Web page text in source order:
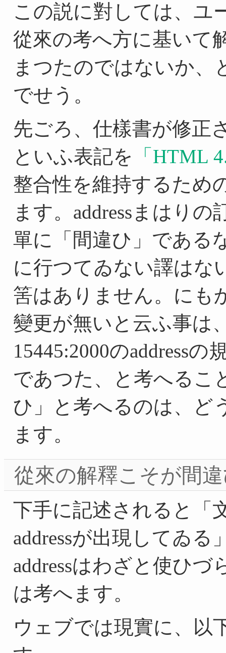
この説に對しては、ユ
從來の考へ方に基いて
まつたのではないか、
でせう。
先ごろ、仕樣書が修正
といふ表記を
HTML
整合性を維持するため
ます。addressまはり
單に「間違ひ」である
に行つてゐない譯はな
筈はありません。にも
變更が無いと云ふ事は
15445:2000のaddress
であつた、と考へるこ
ひ」と考へるのは、ど
ます。
從來の解釋こそが間
下手に記述されると「
addressが出現してゐ
addressはわざと使ひ
は考へます。
ウェブでは現實に、以